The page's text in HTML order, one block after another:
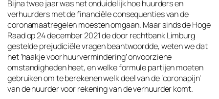
Bijna twee jaar was het onduidelijk hoe huurders en
verhuurders met de financiële consequenties van de
coronamaatregelen moesten omgaan. Maar sinds de Hoge
Raad op 24 december 2021 de door rechtbank Limburg
gestelde prejudiciële vragen beantwoordde, weten we dat
het ‘haakje voor huurvermindering’ onvoorziene
omstandigheden heet, en welke formule partijen moeten
gebruiken om te berekenen welk deel van de ‘coronapijn’
van de huurder voor rekening van de verhuurder komt.